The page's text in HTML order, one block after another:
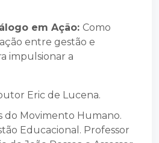
em Ação: Como
entre gestão e
impulsionar a
Eric de Lucena.
do Movimento Humano.
Educacional. Professor